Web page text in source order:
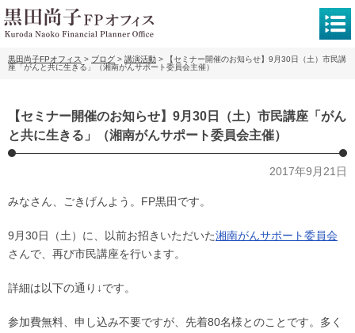
黒田尚子FPオフィス > ブログ > 講演活動 >
【セミナー開催のお知らせ】9月30日（土）市民講
座「がんと共に生きる」（湘南がんサポート委員会主催）
【セミナー開催のお知らせ】9月30日（土）市民講座「がん
と共に生きる」（湘南がんサポート委員会主催）
2017年9月21日
みなさん、ごきげんよう。FP黒田です。
9月30日（土）に、以前お招きいただいた湘南がんサポート委員会
さんで、再び市民講座を行います。
詳細は以下の通り↓です。
参加費無料、申し込み不要ですが、先着80名様とのことです。多く